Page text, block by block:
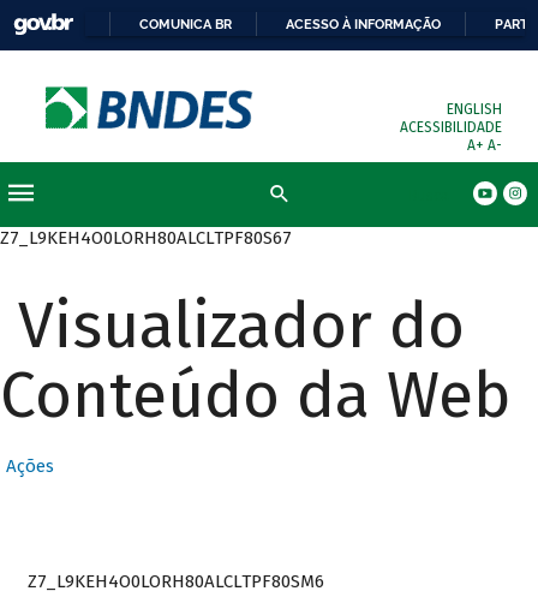
COMUNICA BR ACESSO À INFORMAÇÃO
ENGLISH
ACESSIBILIDADE
A+ A-
Z7_L9KEH4O0LORH80ALCLTPF80S67
Visualizador do
Conteúdo da Web
Ações
Z7_L9KEH4O0LORH80ALCLTPF80SM6